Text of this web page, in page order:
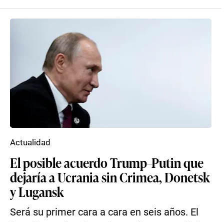
El posible acuerdo Trump–Putin que
dejaría a Ucrania sin Crimea, Donetsk
y Lugansk
Será su primer cara a cara en seis años. El
Actualidad